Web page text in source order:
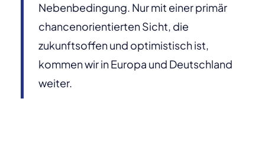
Nebenbedingung. Nur mit einer primär
chancenorientierten Sicht, die
zukunftsoffen und optimistisch ist,
kommen wir in Europa und Deutschland
weiter.